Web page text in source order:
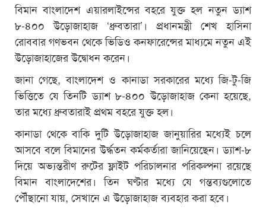
বিমান বাংলাদেশ এয়ারলাইন্সের বহরে যুক্ত হল নতুন ড্যাশ
৮-৪০০ উড়োজাহাজ ‘ধ্রুবতারা’। প্রধানমন্ত্রী শেখ হাসিনা
রোববার গণভবন থেকে ভিডিও কনফারেন্সের মাধ্যমে নতুন এই
উড়োজাহাজের উদ্বোধন করেন।
জানা গেছে, বাংলাদেশ ও কানাডা সরকারের মধ্যে জি-টু-জি
ভিত্তিতে যে তিনটি ড্যাশ ৮-৪০০ উড়োজাহাজ কেনা হয়েছে,
তার মধ্যে ধ্রুবতারাই প্রথম বহরে যুক্ত হল।
কানাডা থেকে বাকি দুটি উড়োজাহাজ জানুয়ারির মধ্যেই চলে
আসবে বলে বিমানের উর্দ্ধতন কর্মকর্তারা জানিয়েছেন। ড্যাশ-৮
দিয়ে অভ্যন্তরীণ রুটের ফ্লাইট পরিচালনার পরিকল্পনা রয়েছে
বিমান বাংলাদেশের। তিন ঘণ্টার মধ্যে যে গন্তব্যগুলোতে
পৌঁছানো যায়, সেখানে এ উড়োজাহাজ ব্যবহার করা হবে।